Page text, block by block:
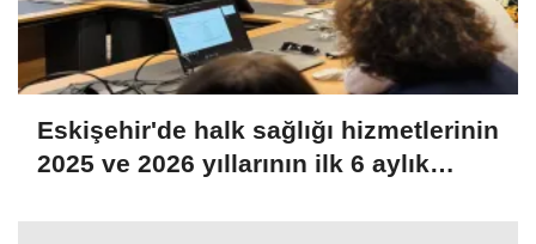
Eskişehir'de halk sağlığı hizmetlerinin
2025 ve 2026 yıllarının ilk 6 aylık